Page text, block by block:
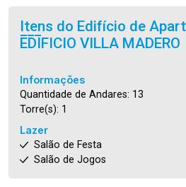
Itens do Edifício de
EDIFICIO VILLA MADERO
Informações
Quantidade de Andares: 13
Torre(s): 1
Lazer
Salão de Festa
Salão de Jogos